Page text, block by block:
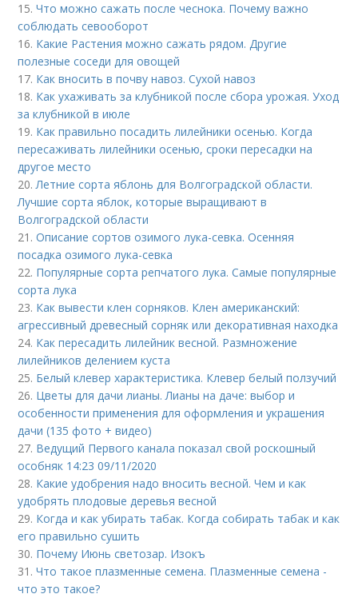
15.Что можно сажать после чеснока. Почему важно
соблюдать севооборот
16. Какие Растения можно сажать рядом. Другие
полезные соседи для овощей
17. Как вносить в почву навоз. Сухой навоз
18. Как ухаживать за клубникой после сбора урожая. Уход
за клубникой в июле
19. Как правильно посадить лилейники осенью. Когда
пересаживать лилейники осенью, сроки пересадки на
другое место
20.Летние сорта яблонь для Волгоградской области.
Лучшие сорта яблок, которые выращивают в
Волгоградской области
21.Описание сортов озимого лука-севка. Осенняя
посадка озимого лука-севка
22. Популярные сорта репчатого лука. Самые популярные
сорта лука
23. Как вывести клен сорняков. Клен американский:
агрессивный древесный сорняк или декоративная находка
24. Как пересадить лилейник весной. Размножение
лилейников делением куста
25. Белый клевер характеристика. Клевер белый ползучий
26. Цветы для дачи лианы. Лианы на даче: выбор и
особенности применения для оформления и украшения
дачи (135 фото + видео)
27. Ведущий Первого канала показал свой роскошный
особняк 14:23 09/11/2020
28. Какие удобрения надо вносить весной. Чем и как
удобрять плодовые деревья весной
29. Когда и как убирать табак. Когда собирать табак и как
его правильно сушить
30. Почему Июнь светозар. Изокъ
31.Что такое плазменные семена. Плазменные семена -
что это такое?